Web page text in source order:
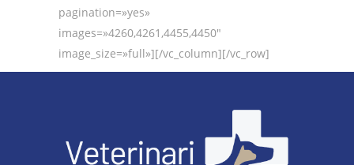
pagination=»yes»
images=»4260,4261,4455,4450″
image_size=»full»][/vc_column][/vc_row]